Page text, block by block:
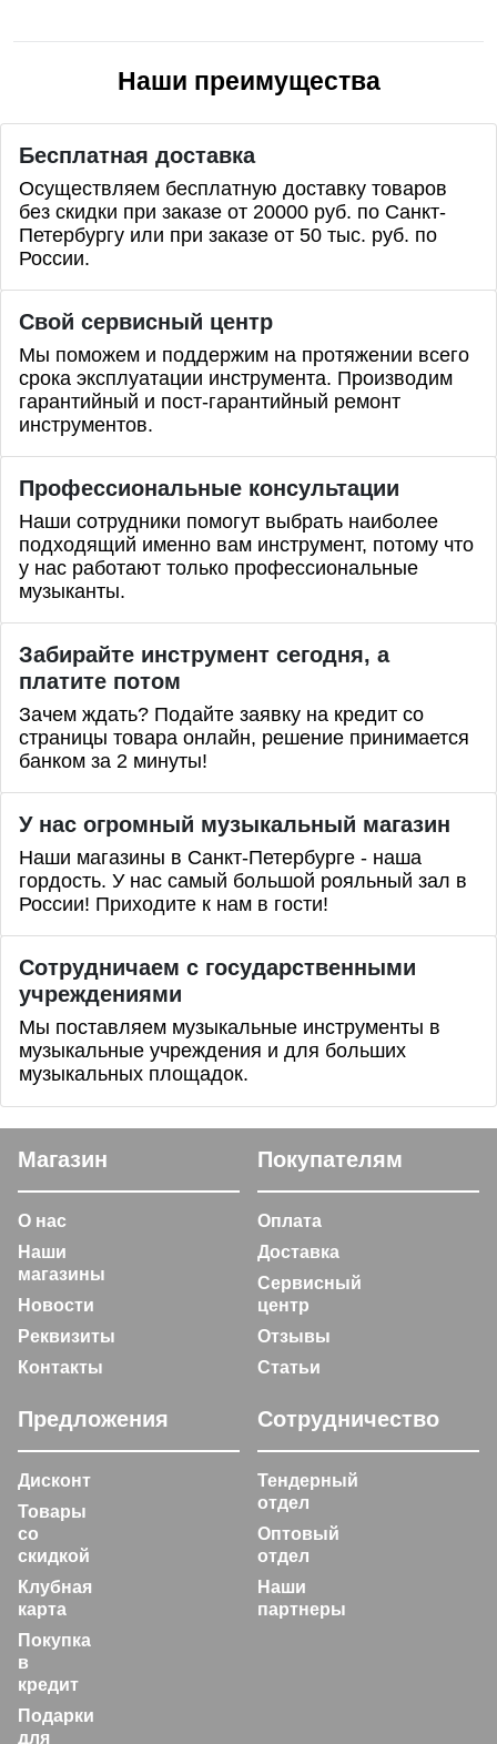
Наши преимущества
Бесплатная доставка
Осуществляем бесплатную доставку товаров
без скидки при заказе от 20000 руб. по Санкт-
Петербургу или при заказе от 50 тыс. руб. по
России.
Свой сервисный центр
Мы поможем и поддержим на протяжении всего
срока эксплуатации инструмента. Производим
гарантийный и пост-гарантийный ремонт
инструментов.
Профессиональные консультации
Наши сотрудники помогут выбрать наиболее
подходящий именно вам инструмент, потому что
у нас работают только профессиональные
музыканты.
Забирайте инструмент сегодня, а
платите потом
Зачем ждать? Подайте заявку на кредит со
страницы товара онлайн, решение принимается
банком за 2 минуты!
У нас огромный музыкальный магазин
Наши магазины в Санкт-Петербурге - наша
гордость. У нас самый большой рояльный зал в
России! Приходите к нам в гости!
Сотрудничаем с государственными
учреждениями
Мы поставляем музыкальные инструменты в
музыкальные учреждения и для больших
музыкальных площадок.
Магазин
О нас
Наши
магазины
Новости
Реквизиты
Контакты
Покупателям
Оплата
Доставка
Сервисный
центр
Отзывы
Статьи
Предложения
Дисконт
Товары
со
скидкой
Клубная
карта
Покупка
в
кредит
Подарки
для
Сотрудничество
Тендерный
отдел
Оптовый
отдел
Наши
партнеры